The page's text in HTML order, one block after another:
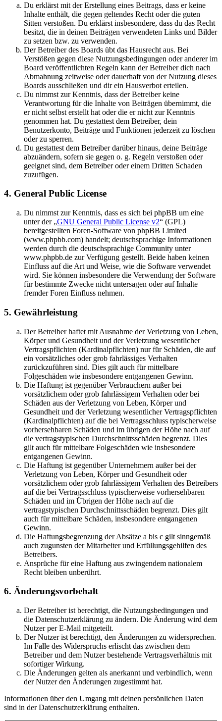
Du erklärst mit der Erstellung eines Beitrags, dass er keine
Inhalte enthält, die gegen geltendes Recht oder die guten
Sitten verstoßen. Du erklärst insbesondere, dass du das Recht
besitzt, die in deinen Beiträgen verwendeten Links und Bilder
zu setzen bzw. zu verwenden.
Der Betreiber des Boards übt das Hausrecht aus. Bei
Verstößen gegen diese Nutzungsbedingungen oder anderer im
Board veröffentlichten Regeln kann der Betreiber dich nach
Abmahnung zeitweise oder dauerhaft von der Nutzung dieses
Boards ausschließen und dir ein Hausverbot erteilen.
Du nimmst zur Kenntnis, dass der Betreiber keine
Verantwortung für die Inhalte von Beiträgen übernimmt, die
er nicht selbst erstellt hat oder die er nicht zur Kenntnis
genommen hat. Du gestattest dem Betreiber, dein
Benutzerkonto, Beiträge und Funktionen jederzeit zu löschen
oder zu sperren.
Du gestattest dem Betreiber darüber hinaus, deine Beiträge
abzuändern, sofern sie gegen o. g. Regeln verstoßen oder
geeignet sind, dem Betreiber oder einem Dritten Schaden
zuzufügen.
4. General Public License
Du nimmst zur Kenntnis, dass es sich bei phpBB um eine
unter der „GNU General Public License v2“ (GPL)
bereitgestellten Foren-Software von phpBB Limited
(www.phpbb.com) handelt; deutschsprachige Informationen
werden durch die deutschsprachige Community unter
www.phpbb.de zur Verfügung gestellt. Beide haben keinen
Einfluss auf die Art und Weise, wie die Software verwendet
wird. Sie können insbesondere die Verwendung der Software
für bestimmte Zwecke nicht untersagen oder auf Inhalte
fremder Foren Einfluss nehmen.
5. Gewährleistung
Der Betreiber haftet mit Ausnahme der Verletzung von Leben,
Körper und Gesundheit und der Verletzung wesentlicher
Vertragspflichten (Kardinalpflichten) nur für Schäden, die auf
ein vorsätzliches oder grob fahrlässiges Verhalten
zurückzuführen sind. Dies gilt auch für mittelbare
Folgeschäden wie insbesondere entgangenen Gewinn.
Die Haftung ist gegenüber Verbrauchern außer bei
vorsätzlichem oder grob fahrlässigem Verhalten oder bei
Schäden aus der Verletzung von Leben, Körper und
Gesundheit und der Verletzung wesentlicher Vertragspflichten
(Kardinalpflichten) auf die bei Vertragsschluss typischerweise
vorhersehbaren Schäden und im übrigen der Höhe nach auf
die vertragstypischen Durchschnittsschäden begrenzt. Dies
gilt auch für mittelbare Folgeschäden wie insbesondere
entgangenen Gewinn.
Die Haftung ist gegenüber Unternehmern außer bei der
Verletzung von Leben, Körper und Gesundheit oder
vorsätzlichem oder grob fahrlässigem Verhalten des Betreibers
auf die bei Vertragsschluss typischerweise vorhersehbaren
Schäden und im Übrigen der Höhe nach auf die
vertragstypischen Durchschnittsschäden begrenzt. Dies gilt
auch für mittelbare Schäden, insbesondere entgangenen
Gewinn.
Die Haftungsbegrenzung der Absätze a bis c gilt sinngemäß
auch zugunsten der Mitarbeiter und Erfüllungsgehilfen des
Betreibers.
Ansprüche für eine Haftung aus zwingendem nationalem
Recht bleiben unberührt.
6. Änderungsvorbehalt
Der Betreiber ist berechtigt, die Nutzungsbedingungen und
die Datenschutzerklärung zu ändern. Die Änderung wird dem
Nutzer per E-Mail mitgeteilt.
Der Nutzer ist berechtigt, den Änderungen zu widersprechen.
Im Falle des Widerspruchs erlischt das zwischen dem
Betreiber und dem Nutzer bestehende Vertragsverhältnis mit
sofortiger Wirkung.
Die Änderungen gelten als anerkannt und verbindlich, wenn
der Nutzer den Änderungen zugestimmt hat.
Informationen über den Umgang mit deinen persönlichen Daten
sind in der Datenschutzerklärung enthalten.